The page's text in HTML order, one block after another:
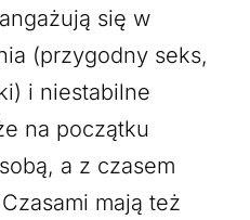
się w
(przygodny seks,
i niestabilne
na początku
a z czasem
mają też